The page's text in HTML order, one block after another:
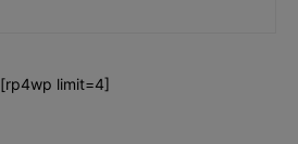
[rp4wp limit=4]